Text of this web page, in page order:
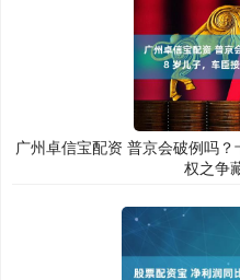
广州卓信宝配资 普京会破例吗
权之争